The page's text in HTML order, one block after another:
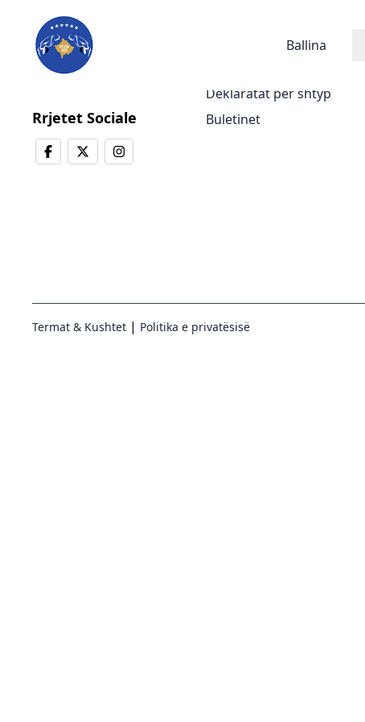
Ballina
Rrjetet Sociale
Deklaratat për shtyp
Buletinet
Termat & Kushtet | Politika e privatësisë